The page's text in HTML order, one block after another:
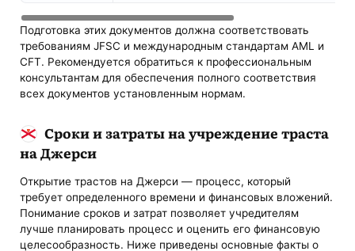
Подготовка этих документов должна соответствовать
требованиям JFSC и международным стандартам AML и
CFT. Рекомендуется обратиться к профессиональным
консультантам для обеспечения полного соответствия
всех документов установленным нормам.
Сроки и затраты на учреждение траста
на Джерси
Открытие трастов на Джерси — процесс, который
требует определенного времени и финансовых вложений.
Понимание сроков и затрат позволяет учредителям
лучше планировать процесс и оценить его финансовую
целесообразность. Ниже приведены основные факты о